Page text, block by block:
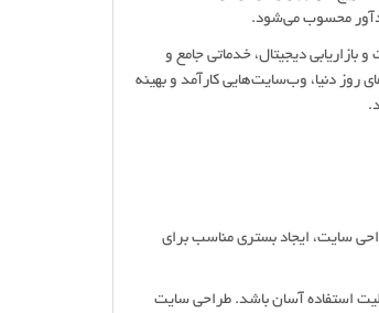
محسوب می‌شود.
دیجیتال، خدماتی جامع و
روز دنیا، وب‌سایت‌هایی کارآمد و بهینه
سایت، ایجاد بستری مناسب برای
استفاده آسان باشد. طراحی سایت